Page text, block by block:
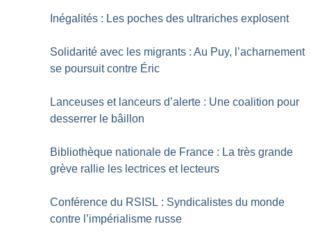
Inégalités : Les poches des ultrariches explosent
Solidarité avec les migrants : Au Puy, l’acharnement
se poursuit contre Éric
Lanceuses et lanceurs d’alerte : Une coalition pour
desserrer le bâillon
Bibliothèque nationale de France : La très grande
grève rallie les lectrices et lecteurs
Conférence du RSISL : Syndicalistes du monde
contre l’impérialisme russe